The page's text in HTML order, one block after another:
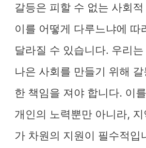
갈등은 피할 수 없는 사회
이를 어떻게 다루느냐에 따
달라질 수 있습니다. 우리는
나은 사회를 만들기 위해
한 책임을 져야 합니다. 이
개인의 노력뿐만 아니라,
가 차원의 지원이 필수적입